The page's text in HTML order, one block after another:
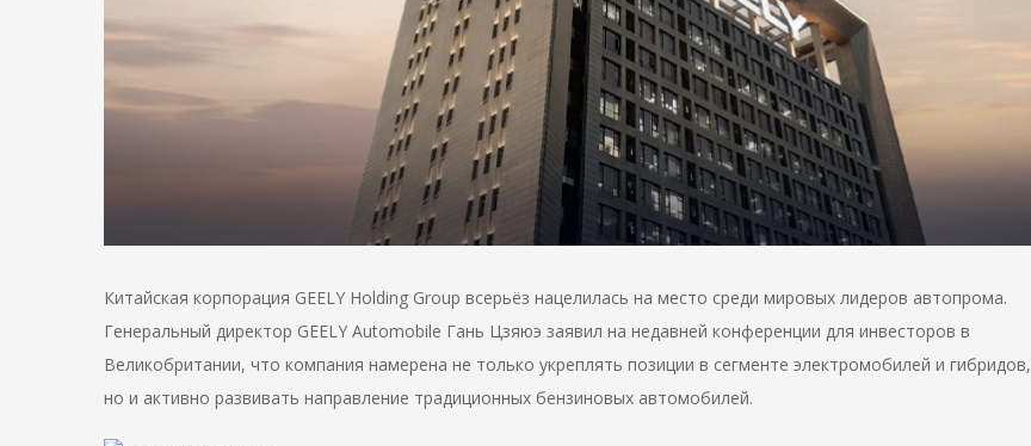
Китайская корпорация GEELY Holding Group всерьёз нацелилась на место среди мировых лидеров автопрома.
Генеральный директор GEELY Automobile Гань Цзяюэ заявил на недавней конференции для инвесторов в
Великобритании, что компания намерена не только укреплять позиции в сегменте электромобилей и гибридов,
но и активно развивать направление традиционных бензиновых автомобилей.